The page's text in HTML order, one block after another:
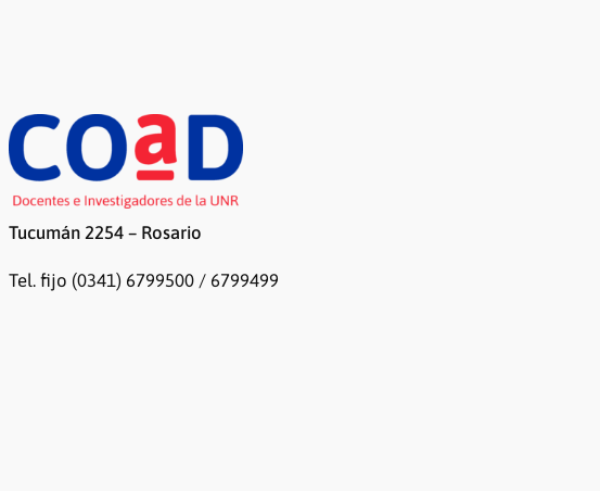
Tucumán 2254 – Rosario
Tel. fijo (0341) 6799500 / 6799499